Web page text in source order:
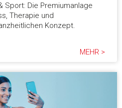
Sport: Die Premiumanlage
Therapie und
Konzept.
MEHR >